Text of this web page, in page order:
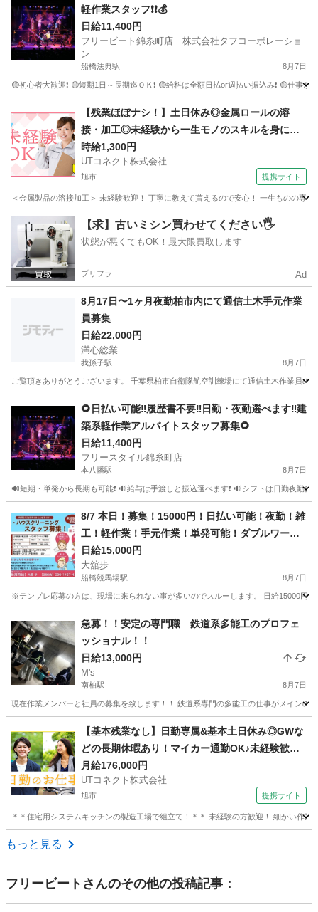
軽作業スタッフ❗❗💰
日給11,400円
フリービート錦糸町店 株式会社タフコーポレーショ
ン
船橋法典駅 8月7日
🟡初心者大歓迎❗ 🟡短期1日～長期迄ＯＫ❗ 🟡給料は全額日払or週払い振込み❗ 🟡仕事
船橋法典駅 その他 給料
【残業ほぼナシ！】土日休み◎金属ロールの溶
接・加工◎未経験から一生モノのスキルを身につ
けられます♪メーカーへの転籍支援制度あり◎男性
活躍中！＜千葉県香取市＞
時給1,300円
UTコネクト株式会社
旭市 提携サイト
＜金属製品の溶接加工＞ 未経験歓迎！ 丁寧に教えて貰えるので安心！ 一生ものの
千葉 旭市 大工
【求】古いミシン買わせてください🖐️
状態が悪くてもOK！最大限買取します
プリフラ Ad
8月17日〜1ヶ月夜勤柏市内にて通信土木手元作業
員募集
日給22,000円
満心総業
我孫子駅 8月7日
ご覧頂きありがとうございます。 千葉県柏市自衛隊航空訓練場にて通信土木作業員
我孫子駅 その他
🌻日払い可能‼️履歴書不要‼️日勤・夜勤選べます‼️建
築系軽作業アルバイトスタッフ募集🌻
日給11,400円
フリースタイル錦糸町店
本八幡駅 8月7日
🔊短期・単発から長期も可能❗ 🔊給与は手渡しと振込選べます❗ 🔊シフトは日勤夜勤
本八幡駅 建築 スタッフ
8/7 本日！募集！15000円！日払い可能！夜勤！雑
工！軽作業！手元作業！単発可能！ダブルワーク
OK
日給15,000円
大舘歩
船橋競馬場駅 8月7日
※テンプレ応募の方は、現場に来られない事が多いのでスルーします。 日給15000
船橋競馬場駅 その他 単発
急募！！安定の専門職 鉄道系多能工のプロフェ
ッショナル！！
日給13,000円
M's
南柏駅 8月7日
現在作業メンバーと社員の募集を致します！！ 鉄道系専門の多能工の仕事がメイン
南柏駅 その他 瓦屋根
【基本残業なし】日勤専属&基本土日休み◎GWな
どの長期休暇あり！マイカー通勤OK♪未経験歓
迎！若手～ミドル男女活躍中【システムキッチン
の組立て】＜茨城県神栖市＞
月給176,000円
UTコネクト株式会社
旭市 提携サイト
＊＊住宅用システムキッチンの製造工場で組立て！＊＊ 未経験の方歓迎！ 細かい作
千葉 旭市
もっと見る
フリービート さんのその他の投稿記事：